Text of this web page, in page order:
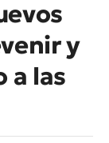
y
a las